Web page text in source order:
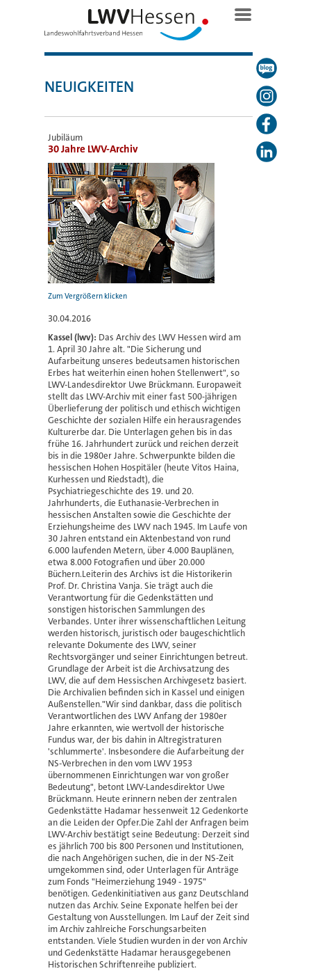
NEUIGKEITEN
Jubiläum
30 Jahre LWV-Archiv
30.04.2016
Kassel (lwv): Das Archiv des LWV Hessen wird am
1. April 30 Jahre alt. "Die Sicherung und
Aufarbeitung unseres bedeutsamen historischen
Erbes hat weiterhin einen hohen Stellenwert", so
LWV-Landesdirektor Uwe Brückmann. Europaweit
stellt das LWV-Archiv mit einer fast 500-jährigen
Überlieferung der politisch und ethisch wichtigen
Geschichte der sozialen Hilfe ein herausragendes
Kulturerbe dar. Die Unterlagen gehen bis in das
frühe 16. Jahrhundert zurück und reichen derzeit
bis in die 1980er Jahre. Schwerpunkte bilden die
hessischen Hohen Hospitäler (heute Vitos Haina,
Kurhessen und Riedstadt), die
Psychiatriegeschichte des 19. und 20.
Jahrhunderts, die Euthanasie-Verbrechen in
hessischen Anstalten sowie die Geschichte der
Erziehungsheime des LWV nach 1945. Im Laufe von
30 Jahren entstand ein Aktenbestand von rund
6.000 laufenden Metern, über 4.000 Bauplänen,
etwa 8.000 Fotografien und über 20.000
Büchern.Leiterin des Archivs ist die Historikerin
Prof. Dr. Christina Vanja. Sie trägt auch die
Verantwortung für die Gedenkstätten und
sonstigen historischen Sammlungen des
Verbandes. Unter ihrer wissenschaftlichen Leitung
werden historisch, juristisch oder baugeschichtlich
relevante Dokumente des LWV, seiner
Rechtsvorgänger und seiner Einrichtungen betreut.
Grundlage der Arbeit ist die Archivsatzung des
LWV, die auf dem Hessischen Archivgesetz basiert.
Die Archivalien befinden sich in Kassel und einigen
Außenstellen."Wir sind dankbar, dass die politisch
Verantwortlichen des LWV Anfang der 1980er
Jahre erkannten, wie wertvoll der historische
Fundus war, der bis dahin in Altregistraturen
'schlummerte'. Insbesondere die Aufarbeitung der
NS-Verbrechen in den vom LWV 1953
übernommenen Einrichtungen war von großer
Bedeutung", betont LWV-Landesdirektor Uwe
Brückmann. Heute erinnern neben der zentralen
Gedenkstätte Hadamar hessenweit 12 Gedenkorte
an die Leiden der Opfer.Die Zahl der Anfragen beim
LWV-Archiv bestätigt seine Bedeutung: Derzeit sind
es jährlich 700 bis 800 Personen und Institutionen,
die nach Angehörigen suchen, die in der NS-Zeit
umgekommen sind, oder Unterlagen für Anträge
zum Fonds "Heimerziehung 1949 - 1975"
benötigen. Gedenkinitiativen aus ganz Deutschland
nutzen das Archiv. Seine Exponate helfen bei der
Gestaltung von Ausstellungen. Im Lauf der Zeit sind
im Archiv zahlreiche Forschungsarbeiten
entstanden. Viele Studien wurden in der von Archiv
und Gedenkstätte Hadamar herausgegebenen
Historischen Schriftenreihe publiziert.